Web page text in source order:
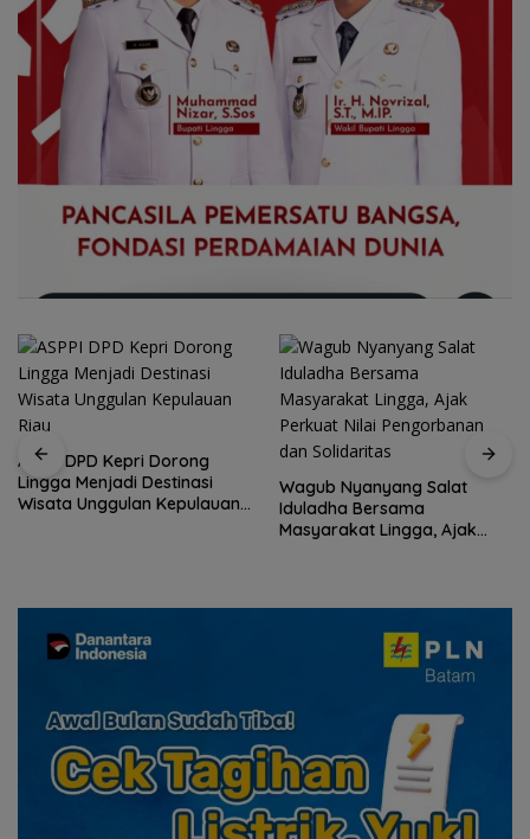
ASPPI DPD Kepri Dorong
Lingga Menjadi Destinasi
Wisata Unggulan Kepulauan
Wagub Nyanyang Salat
Iduladha Bersama
Masyarakat Lingga, Ajak